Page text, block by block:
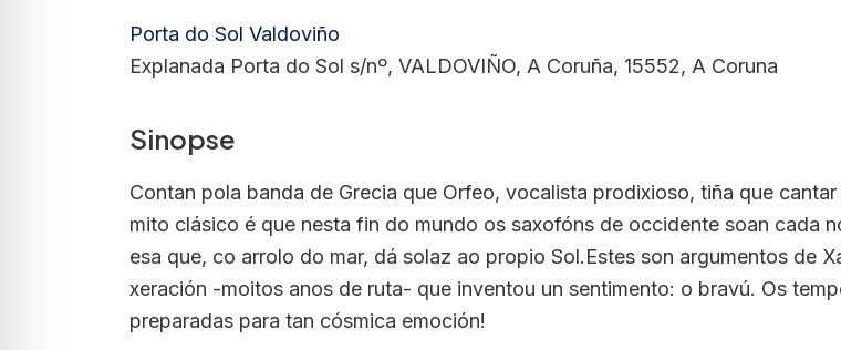
Porta do Sol Valdoviño
Explanada Porta do Sol s/nº, VALDOVIÑO, A Coruña, 15552, A Coruna
Sinopse
Contan pola banda de Grecia que Orfeo, vocalista prodixioso, tiña que
mito clásico é que nesta fin do mundo os saxofóns de occidente soan cada
esa que, co arrolo do mar, dá solaz ao propio Sol.Estes son argumentos de
xeración -moitos anos de ruta- que inventou un sentimento: o bravú. Os
preparadas para tan cósmica emoción!